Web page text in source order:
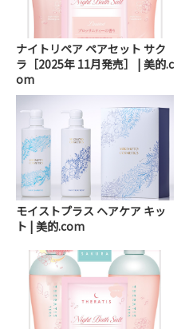
ナイトリペア ペアセット サク
ラ［2025年 11月発売］ | 美的.c
om
モイストプラス ヘアケア キッ
ト | 美的.com